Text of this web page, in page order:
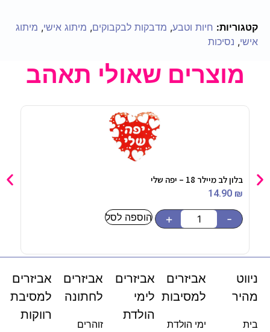
קטגוריות: חיות וטבע, מדבקות לבקבוקים, מיתוג אישי, מיתוג
אישי, נסיכות
מוצרים שאולי תאהב
בלון לב מיילר 18 – יפה שלי
14.90 ₪
-
+ הוספה לסל
ניווט
מהיר
בית
אביזרים
למסיבות
ימי הולדת
אביזרים
לימי
הולדת
אביזרים
לחתונה
זוהרים
אביזרים
למסיבת
רווקות